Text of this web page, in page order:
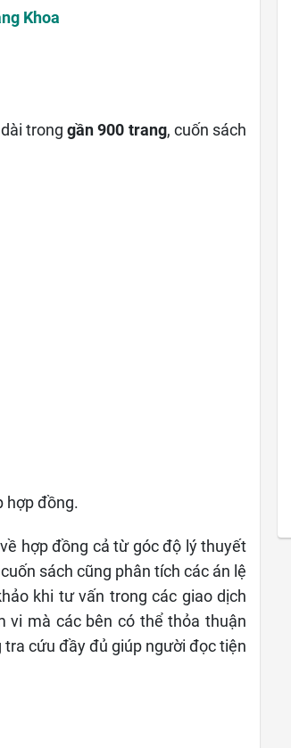
Khoa
dài tronggần 900 trang, cuốn sách
hợp đồng.
hợp đồng cả từ góc độ lý thuyết
sách cũng phân tích các án lệ
khi tư vấn trong các giao dịch
vi mà các bên có thể thỏa thuận
cứu đầy đủ giúp người đọc tiện